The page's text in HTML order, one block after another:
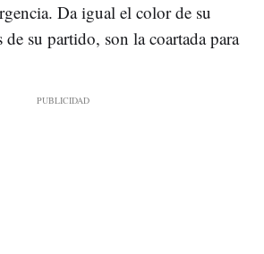
Da igual el color de su
de su partido, son la coartada para